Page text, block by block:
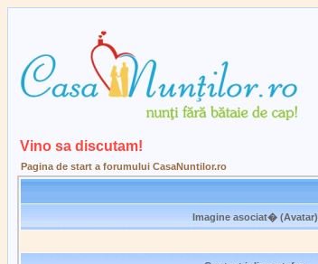
Vino sa discutam!
Pagina de start a forumului CasaNuntilor.ro
Imagine asociat� (Avatar)